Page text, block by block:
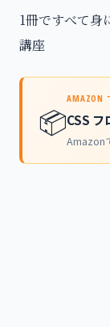
1冊ですべて身
講座
📦
AMAZON
CSS
Amazon